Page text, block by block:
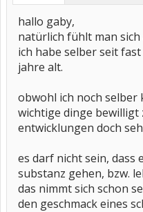
hallo gaby,
natürlich fühlt man
ich habe selber seit
jahre alt.
obwohl ich noch selber
wichtige dinge bewilligt
entwicklungen doch
es darf nicht sein, dass
substanz gehen, bzw.
das nimmt sich schon
den geschmack eines